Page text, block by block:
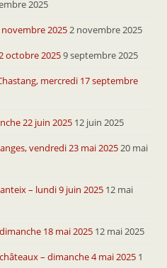
2025
20252 novembre 2025
octobre 20259 septembre 2025
mercredi 17 septembre
22 juin 2025 12 juin 2025
vendredi 23 mai 202520 mai
– lundi 9 juin 2025 12 mai
18 mai 2025 12 mai 2025
– dimanche 4 mai 2025 1